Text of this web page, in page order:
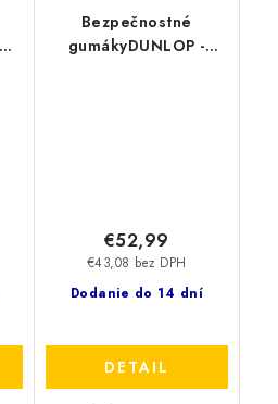
Bezpečnostné
gumákyDUNLOP -
Dodanie do 14 dní
€43,08 bez DPH
€52,99
DETAIL